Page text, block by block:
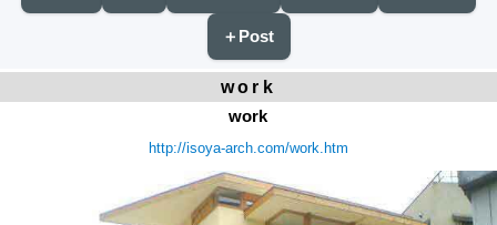
＋Post
work
work
http://isoya-arch.com/work.htm